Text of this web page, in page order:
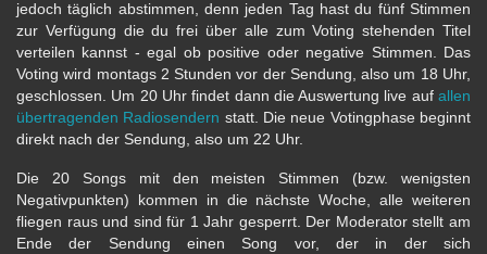
jedoch täglich abstimmen, denn jeden Tag hast du fünf Stimmen
zur Verfügung die du frei über alle zum Voting stehenden Titel
verteilen kannst - egal ob positive oder negative Stimmen. Das
Voting wird montags 2 Stunden vor der Sendung, also um 18 Uhr,
geschlossen. Um 20 Uhr findet dann die Auswertung live auf allen
übertragenden Radiosendern statt. Die neue Votingphase beginnt
direkt nach der Sendung, also um 22 Uhr.
Die 20 Songs mit den meisten Stimmen (bzw. wenigsten
Negativpunkten) kommen in die nächste Woche, alle weiteren
fliegen raus und sind für 1 Jahr gesperrt. Der Moderator stellt am
Ende der Sendung einen Song vor, der in der sich